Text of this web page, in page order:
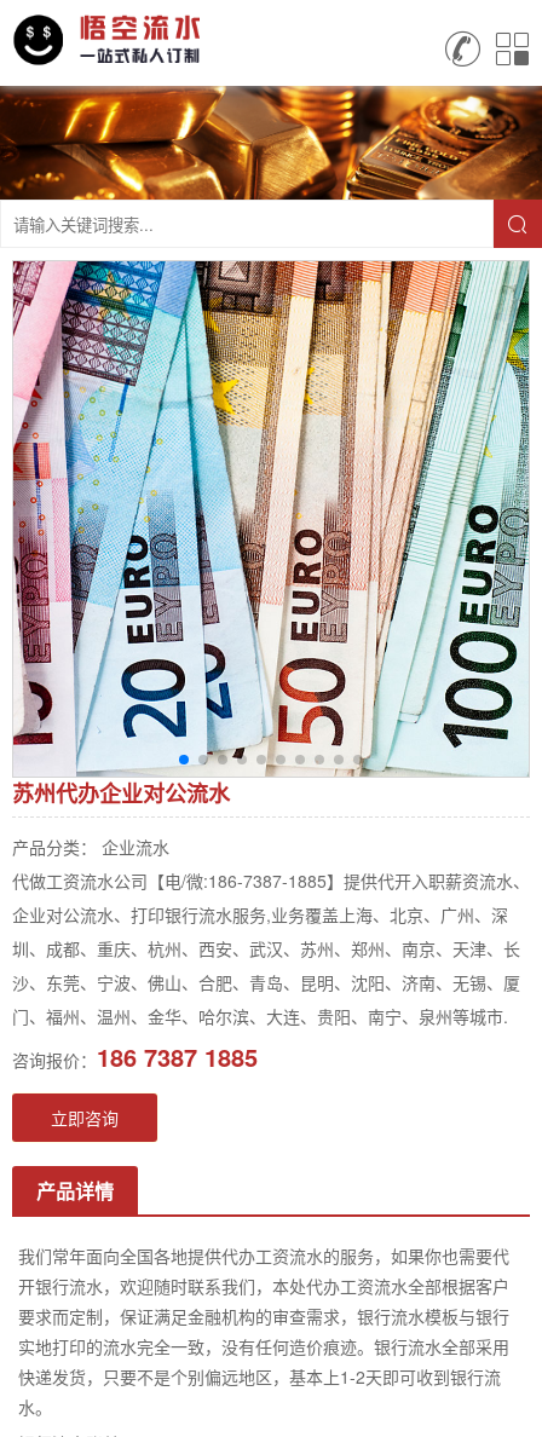
苏州代办企业对公流水
产品分类： 企业流水
代做工资流水公司【电/微:186-7387-1885】提供代开入职薪资流水、
企业对公流水、打印银行流水服务,业务覆盖上海、北京、广州、深
圳、成都、重庆、杭州、西安、武汉、苏州、郑州、南京、天津、长
沙、东莞、宁波、佛山、合肥、青岛、昆明、沈阳、济南、无锡、厦
门、福州、温州、金华、哈尔滨、大连、贵阳、南宁、泉州等城市.
咨询报价： 186 7387 1885
立即咨询
产品详情
我们常年面向全国各地提供代办工资流水的服务，如果你也需要代
开银行流水，欢迎随时联系我们，本处代办工资流水全部根据客户
要求而定制，保证满足金融机构的审查需求，银行流水模板与银行
实地打印的流水完全一致，没有任何造价痕迹。银行流水全部采用
快递发货，只要不是个别偏远地区，基本上1-2天即可收到银行流
水。